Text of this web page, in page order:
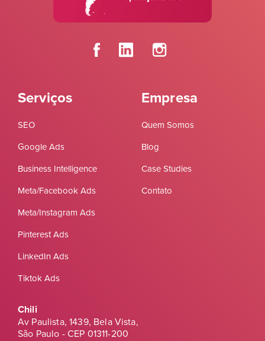
Serviços
SEO
Google Ads
Business Intelligence
Meta/Facebook Ads
Meta/Instagram Ads
Pinterest Ads
LinkedIn Ads
Tiktok Ads
Empresa
Quem Somos
Blog
Case Studies
Contato
Chili
Av Paulista, 1439, Bela Vista,
São Paulo - CEP 01311-200